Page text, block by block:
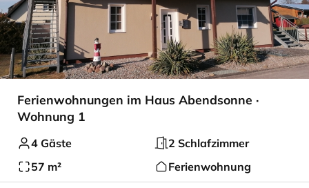
Ferienwohnungen im Haus Abendsonne ·
Wohnung 1
4 Gäste
2 Schlafzimmer
57 m²
Ferienwohnung